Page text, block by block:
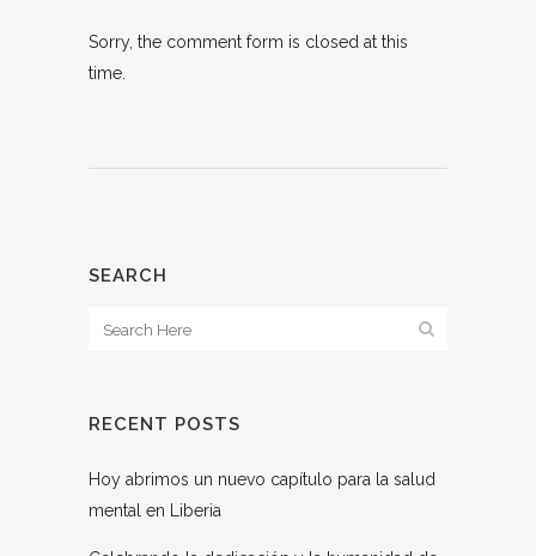
Sorry, the comment form is closed at this
time.
SEARCH
RECENT POSTS
Hoy abrimos un nuevo capítulo para la salud
mental en Liberia